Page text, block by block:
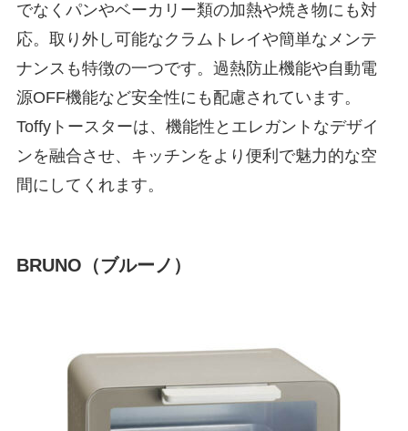
でなくパンやベーカリー類の加熱や焼き物にも対
応。取り外し可能なクラムトレイや簡単なメンテ
ナンスも特徴の一つです。過熱防止機能や自動電
源OFF機能など安全性にも配慮されています。
Toffyトースターは、機能性とエレガントなデザイ
ンを融合させ、キッチンをより便利で魅力的な空
間にしてくれます。
BRUNO（ブルーノ）